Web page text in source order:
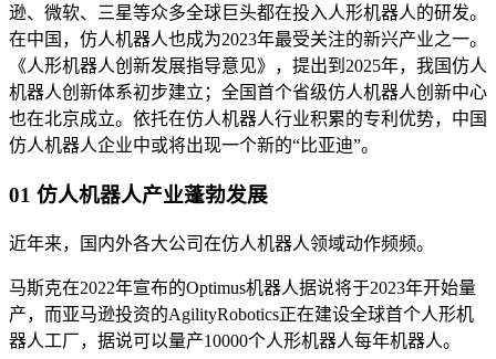
逊、微软、三星等众多全球巨头都在投入人形机器人的研发。
在中国，仿人机器人也成为2023年最受关注的新兴产业之一。
《人形机器人创新发展指导意见》，提出到2025年，我国仿人
机器人创新体系初步建立；全国首个省级仿人机器人创新中心
也在北京成立。依托在仿人机器人行业积累的专利优势，中国
仿人机器人企业中或将出现一个新的“比亚迪”。
01 仿人机器人产业蓬勃发展
近年来，国内外各大公司在仿人机器人领域动作频频。
马斯克在2022年宣布的Optimus机器人据说将于2023年开始量
产，而亚马逊投资的AgilityRobotics正在建设全球首个人形机
器人工厂，据说可以量产10000个人形机器人每年机器人。